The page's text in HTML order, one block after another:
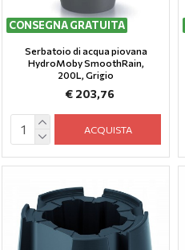
CONSEGNA GRATUITA
Serbatoio di acqua piovana
HydroMoby SmoothRain,
200L, Grigio
€ 203,76
ACQUISTA